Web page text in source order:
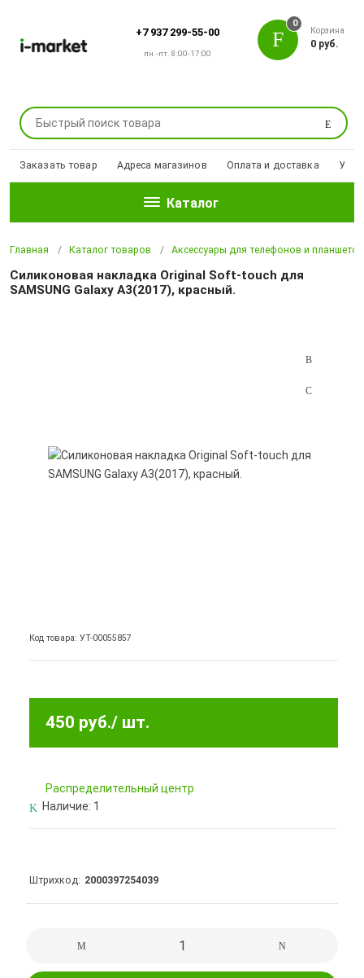
+7 937 299-55-00
пн.-пт. 8:00-17:00
Поиск
0
Корзина
0 руб.
Заказать товар Адреса магазинов Оплата и доставка
Каталог
Главная Каталог товаров Аксессуары для телефонов и планшетов
Силиконовая накладка Original Soft-touch для
SAMSUNG Galaxy А3(2017), красный.
Код товара: УТ-00055857
450 руб./ шт.
Pаспределительный центр
Наличие: 1
Штрихкод 2000397254039